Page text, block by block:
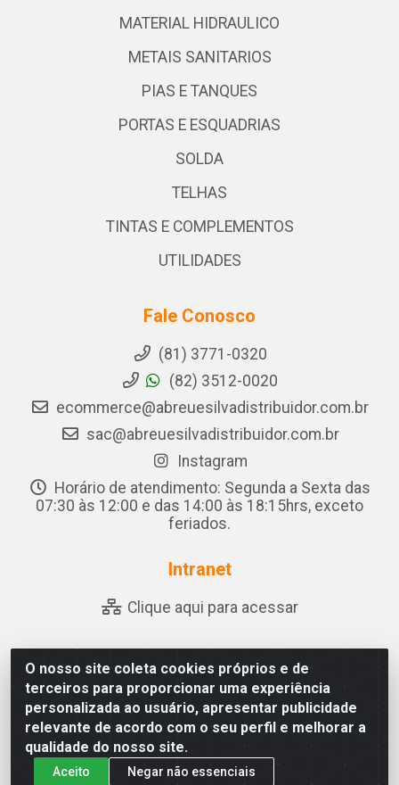
O nosso site coleta cookies próprios e de
terceiros para proporcionar uma experiência
personalizada ao usuário, apresentar publicidade
relevante de acordo com o seu perfil e melhorar a
qualidade do nosso site.
Aceito Negar não essenciais
MATERIAL HIDRAULICO
METAIS SANITARIOS
PIAS E TANQUES
PORTAS E ESQUADRIAS
SOLDA
TELHAS
TINTAS E COMPLEMENTOS
UTILIDADES
Fale Conosco
(81) 3771-0320
(82) 3512-0020
ecommerce@abreuesilvadistribuidor.com.br
sac@abreuesilvadistribuidor.com.br
Instagram
Horário de atendimento: Segunda a Sexta das
07:30 às 12:00 e das 14:00 às 18:15hrs, exceto
feriados.
Intranet
Clique aqui para acessar
Abreu & Silva - Rua Padre Jose de Souza Leite, 265 - Ariado,
Olho D'Água das Flores/AL - CEP 57.442-000 - CNPJ
04.790.656/0001-06